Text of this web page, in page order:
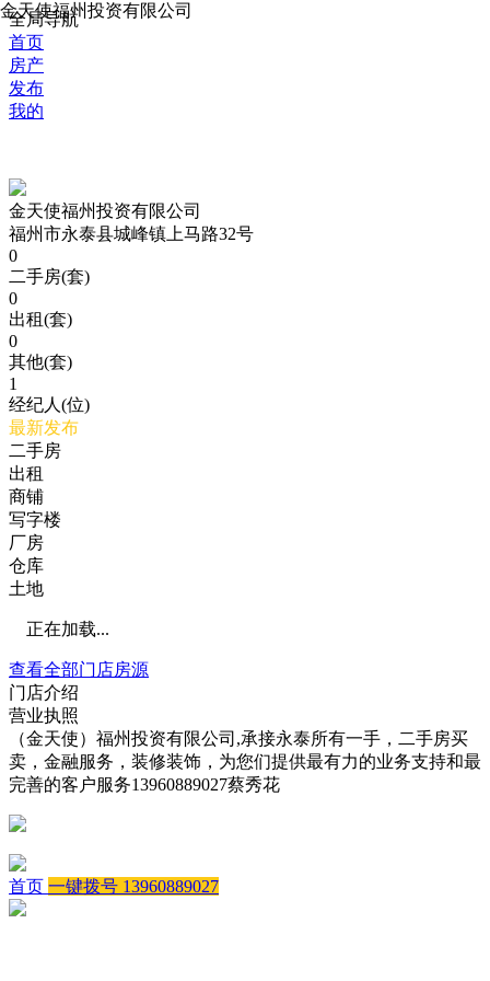
金天使福州投资有限公司
全局导航
首页
房产
发布
我的
金天使福州投资有限公司
福州市永泰县城峰镇上马路32号
0
二手房(套)
0
出租(套)
0
其他(套)
1
经纪人(位)
最新发布
二手房
出租
商铺
写字楼
厂房
仓库
土地
正在加载...
查看全部门店房源
门店介绍
营业执照
（金天使）福州投资有限公司,承接永泰所有一手，二手房买
卖，金融服务，装修装饰，为您们提供最有力的业务支持和最
完善的客户服务13960889027蔡秀花
首页 一键拨号 13960889027